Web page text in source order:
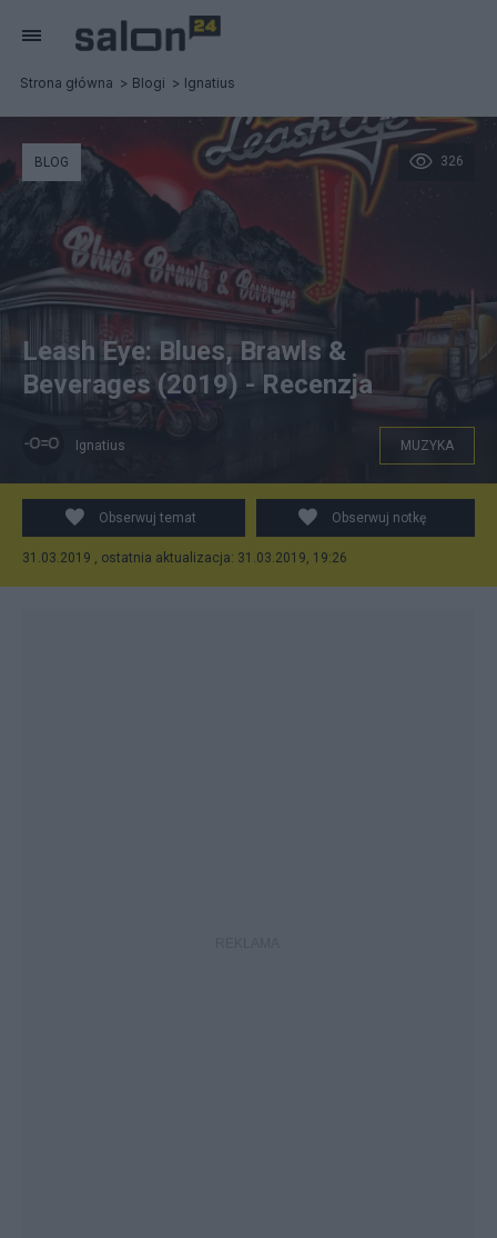
Strona główna Blogi Ignatius
Pewnego razu, gdzieś pomiędzy Teksasem a
Meksykiem...
326
BLOG
Leash Eye: Blues, Brawls &
Beverages (2019) - Recenzja
Ignatius MUZYKA
Obserwuj temat Obserwuj notkę
31.03.2019 , ostatnia aktualizacja: 31.03.2019, 19:26